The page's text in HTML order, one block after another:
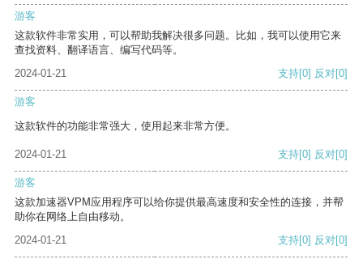
游客
这款软件非常实用，可以帮助我解决很多问题。比如，我可以使用它来
查找资料、翻译语言、编写代码等。
2024-01-21
支持[0] 反对[0]
游客
这款软件的功能非常强大，使用起来非常方便。
2024-01-21 支持[0] 反对[0]
游客
这款加速器VPM应用程序可以给你提供最高速度和安全性的连接，并帮
助你在网络上自由移动。
2024-01-21
支持[0] 反对[0]